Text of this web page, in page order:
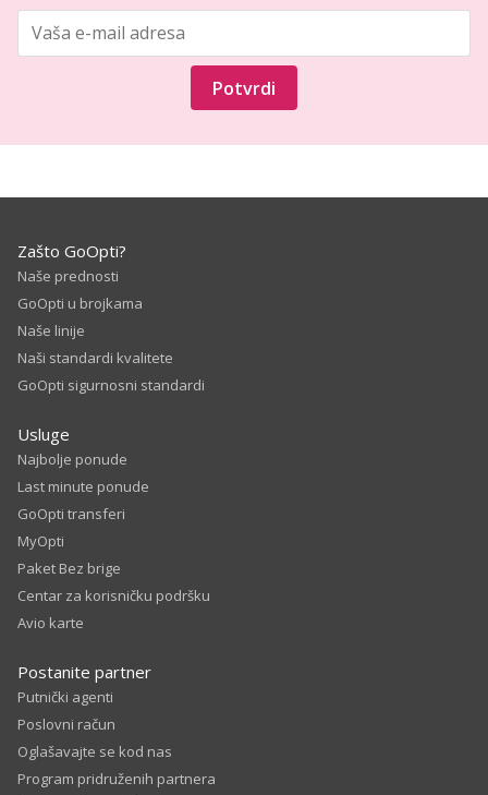
Potvrdi
Zašto GoOpti?
Naše prednosti
GoOpti u brojkama
Naše linije
Naši standardi kvalitete
GoOpti sigurnosni standardi
Usluge
Najbolje ponude
Last minute ponude
GoOpti transferi
MyOpti
Paket Bez brige
Centar za korisničku podršku
Avio karte
Postanite partner
Putnički agenti
Poslovni račun
Oglašavajte se kod nas
Program pridruženih partnera